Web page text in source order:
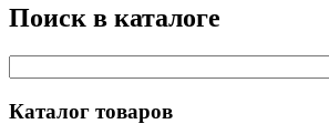
Поиск в каталоге
Каталог товаров